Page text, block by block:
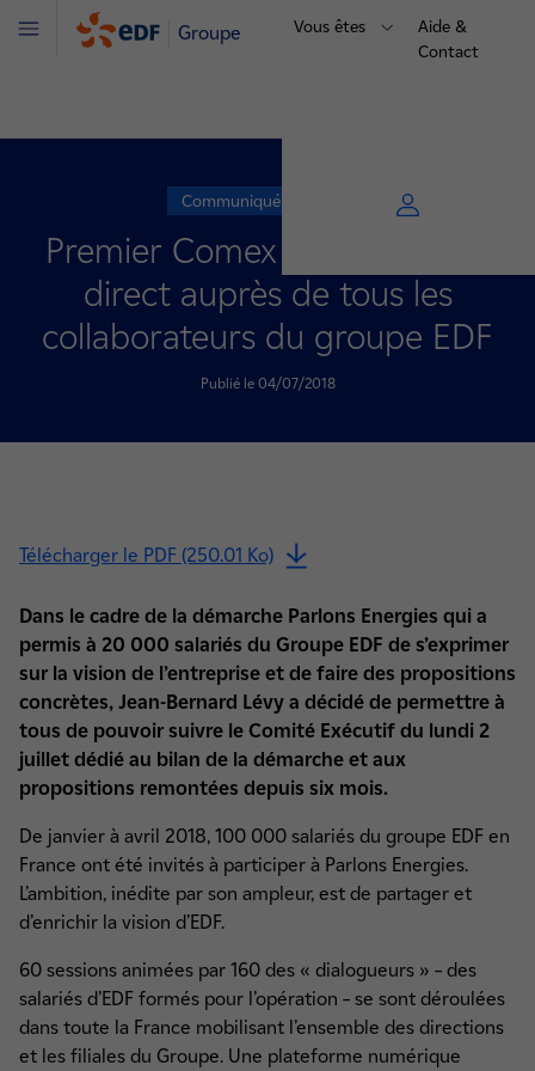
Groupe Vous êtes
Aide &
Contact
Menu
Communiqué de presse
Premier Comex retransmis en
direct auprès de tous les
collaborateurs du groupe EDF
Publié le 04/07/2018
Télécharger le PDF (250.01 Ko)
Dans le cadre de la démarche Parlons Energies qui a
permis à 20 000 salariés du Groupe EDF de s’exprimer
sur la vision de l’entreprise et de faire des propositions
concrètes, Jean-Bernard Lévy a décidé de permettre à
tous de pouvoir suivre le Comité Exécutif du lundi 2
juillet dédié au bilan de la démarche et aux
propositions remontées depuis six mois.
De janvier à avril 2018, 100 000 salariés du groupe EDF en
France ont été invités à participer à Parlons Energies.
L’ambition, inédite par son ampleur, est de partager et
d’enrichir la vision d’EDF.
60 sessions animées par 160 des « dialogueurs » – des
salariés d’EDF formés pour l’opération – se sont déroulées
dans toute la France mobilisant l’ensemble des directions
et les filiales du Groupe. Une plateforme numérique